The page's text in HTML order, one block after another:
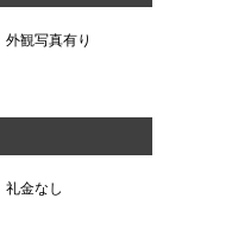
外観写真有り
礼金なし